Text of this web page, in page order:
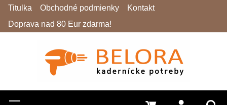
Titulka Obchodné podmienky
Kontakt
Doprava nad 80 Eur zdarma!